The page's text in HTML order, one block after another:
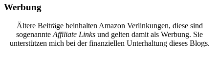
Werbung
Ältere Beiträge beinhalten Amazon Verlinkungen, diese sind
sogenannteAffiliate Links und gelten damit als Werbung. Sie
unterstützen mich bei der finanziellen Unterhaltung dieses Blogs.